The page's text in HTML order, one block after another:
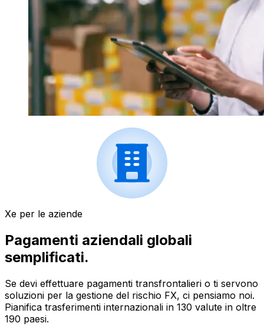
Xe per le aziende
Pagamenti aziendali globali
semplificati.
Se devi effettuare pagamenti transfrontalieri o ti servono
soluzioni per la gestione del rischio FX, ci pensiamo noi.
Pianifica trasferimenti internazionali in 130 valute in oltre
190 paesi.